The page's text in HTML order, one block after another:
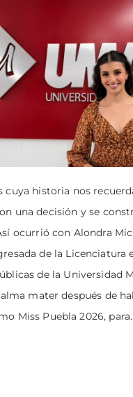
cuya historia nos
una decisión y se
ocurrió con Alondra
de la Licenciatura
de la Universidad
mater después de
Miss Puebla 2026,